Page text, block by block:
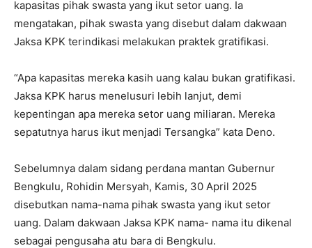
kapasitas pihak swasta yang ikut setor uang. Ia
mengatakan, pihak swasta yang disebut dalam dakwaan
Jaksa KPK terindikasi melakukan praktek gratifikasi.
‎“Apa kapasitas mereka kasih uang kalau bukan gratifikasi.
Jaksa KPK harus menelusuri lebih lanjut, demi
kepentingan apa mereka setor uang miliaran. Mereka
sepatutnya harus ikut menjadi Tersangka” kata Deno.
Sebelumnya dalam sidang perdana mantan Gubernur
Bengkulu, Rohidin Mersyah, Kamis, 30 April 2025
disebutkan nama-nama pihak swasta yang ikut setor
uang. Dalam dakwaan Jaksa KPK nama- nama itu dikenal
sebagai pengusaha atu bara di Bengkulu.